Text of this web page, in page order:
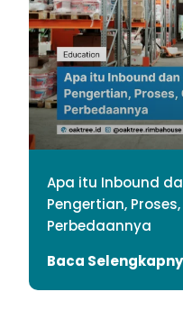
Apa itu Inbound
Pengertian,
Perbedaannya
Baca